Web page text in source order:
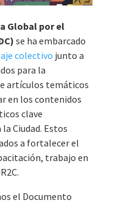
Global por el
se ha embarcado
colectivo junto a
para la
artículos temáticos
en los contenidos
clave
Ciudad. Estos
a fortalecer el
trabajo en
el Documento